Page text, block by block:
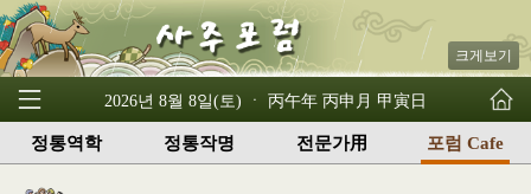
크게보기
2026년 8월 8일(토) ㆍ 丙午年 丙申月 甲寅日
정통역학 정통작명 전문가用 포럼 Cafe